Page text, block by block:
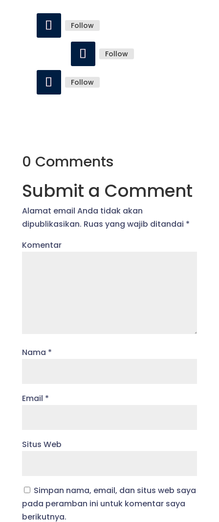
Follow
Follow
Follow
0 Comments
Submit a Comment
Alamat email Anda tidak akan
dipublikasikan. Ruas yang wajib ditandai *
Komentar
Nama *
Email *
Situs Web
Simpan nama, email, dan situs web saya
pada peramban ini untuk komentar saya
berikutnya.